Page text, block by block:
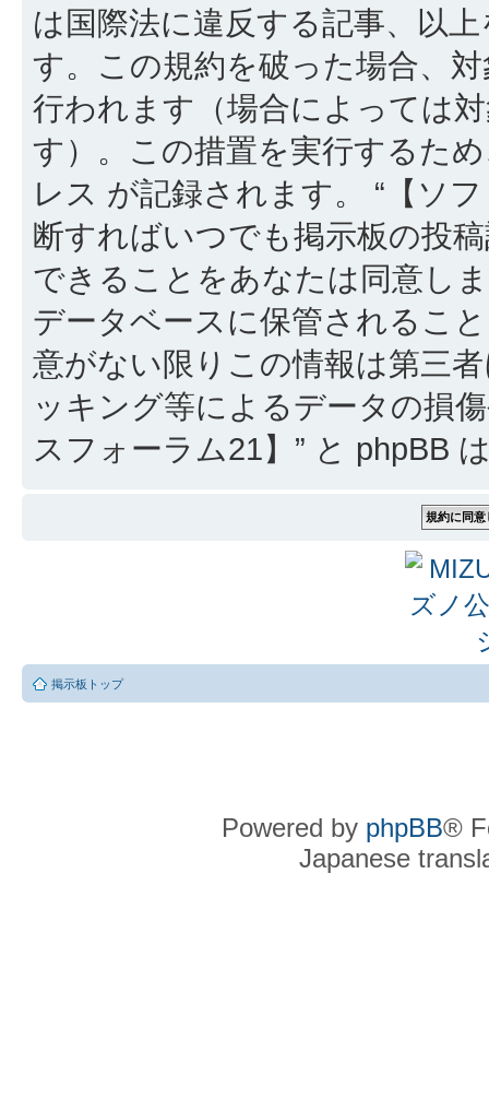
は国際法に違反する記事、以
す。この規約を破った場合、
行われます（場合によっては
す）。この措置を実行するた
レス が記録されます。 “【ソ
断すればいつでも掲示板の投
できることをあなたは同意し
データベースに保管されるこ
意がない限りこの情報は第三
ッキング等によるデータの損
スフォーラム21】” と phpBB
掲示板トップ
Powered by phpBB®
Japanese